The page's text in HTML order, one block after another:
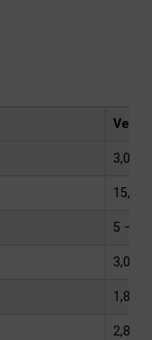
Versa
3,00
15,0 /
5 – 12
3,00
1,86
2,85 /